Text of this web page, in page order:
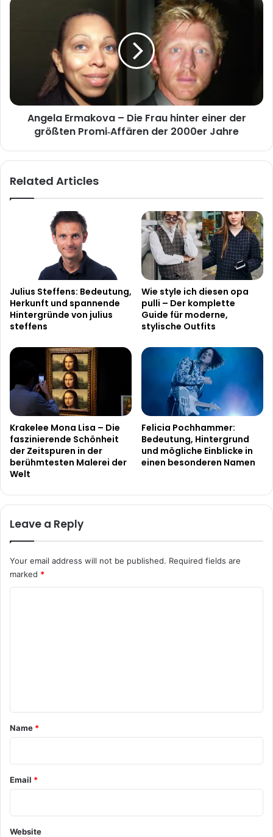
größten
Promi‑Affären
Angela Ermakova – Die Frau hinter einer der
größten Promi‑Affären der 2000er Jahre
Related Articles
Julius Steffens: Bedeutung,
Herkunft und spannende
Hintergründe von julius
steffens
Wie style ich diesen opa
pulli – Der komplette
Guide für moderne,
stylische Outfits
Krakelee Mona Lisa – Die
faszinierende Schönheit
der Zeitspuren in der
berühmtesten Malerei der
Welt
Felicia Pochhammer:
Bedeutung, Hintergrund
und mögliche Einblicke in
einen besonderen Namen
Leave a Reply
Your email address will not be published. Required fields are
marked *
*
Name *
Email *
Website